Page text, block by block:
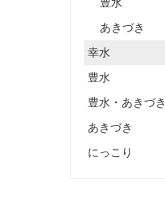
あきづき
幸水
豊水
豊水・あきづき
あきづき
にっこり